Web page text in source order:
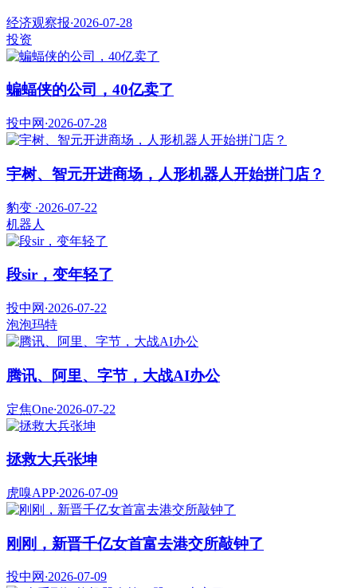
经济观察报·2026-07-28
投资
蝙蝠侠的公司，40亿卖了
投中网 ·2026-07-28
宇树、智元开进商场，人形机器人开始拼门店？
豹变 ·2026-07-22
机器人
段sir，变年轻了
投中网 ·2026-07-22
泡泡玛特
腾讯、阿里、字节，大战AI办公
定焦One·2026-07-22
拯救大兵张坤
虎嗅APP·2026-07-09
刚刚，新晋千亿女首富去港交所敲钟了
投中网 ·2026-07-09